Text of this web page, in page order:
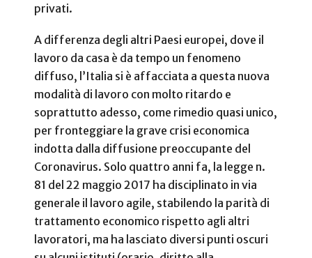
privati.
A differenza degli altri Paesi europei, dove il
lavoro da casa è da tempo un fenomeno
diffuso, l’Italia si è affacciata a questa nuova
modalità di lavoro con molto ritardo e
soprattutto adesso, come rimedio quasi unico,
per fronteggiare la grave crisi economica
indotta dalla diffusione preoccupante del
Coronavirus. Solo quattro anni fa, la legge n.
81 del 22 maggio 2017 ha disciplinato in via
generale il lavoro agile, stabilendo la parità di
trattamento economico rispetto agli altri
lavoratori, ma ha lasciato diversi punti oscuri